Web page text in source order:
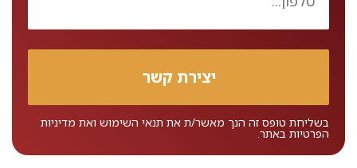
בשליחת טופס זה הנך מאשר/ת את תנאי השימוש ואת מדיניות
הפרטיות באתר.